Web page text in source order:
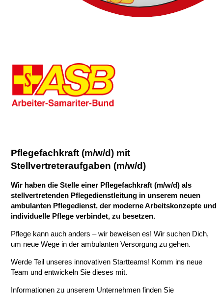
Pflegefachkraft (m/w/d) mit
Stellvertreteraufgaben (m/w/d)
Wir haben die Stelle einer Pflegefachkraft (m/w/d) als
stellvertretenden Pflegedienstleitung in unserem neuen
ambulanten Pflegedienst, der moderne Arbeitskonzepte und
individuelle Pflege verbindet, zu besetzen.
Pflege kann auch anders – wir beweisen es! Wir suchen Dich,
um neue Wege in der ambulanten Versorgung zu gehen.
Werde Teil unseres innovativen Startteams! Komm ins neue
Team und entwickeln Sie dieses mit.
Informationen zu unserem Unternehmen finden Sie